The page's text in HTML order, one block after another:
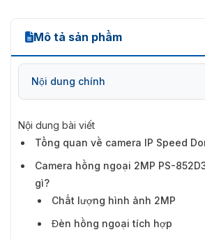
Mô tả sản phẩm
Nội dung chính
năng gì?
Nội dung bài viết
Tổng quan về camera IP Speed
Camera hồng ngoại 2MP PS-
gì?
Chất lượng hình ảnh 2MP
Đèn hồng ngoại tích hợp